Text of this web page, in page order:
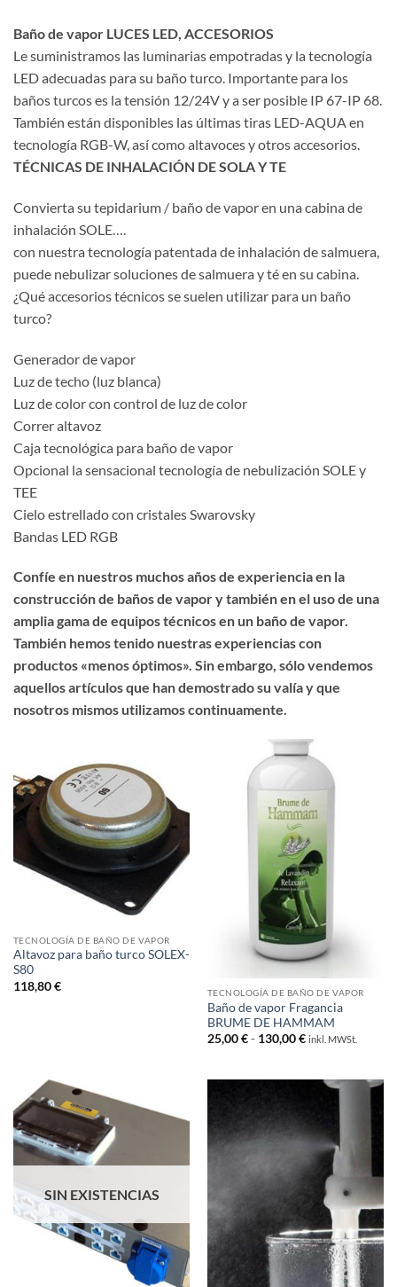
Baño de vapor LUCES LED, ACCESORIOS
Le suministramos las luminarias empotradas y la tecnología
LED adecuadas para su baño turco. Importante para los
baños turcos es la tensión 12/24V y a ser posible IP 67-IP 68.
También están disponibles las últimas tiras LED-AQUA en
tecnología RGB-W, así como altavoces y otros accesorios.
TÉCNICAS DE INHALACIÓN DE SOLA Y TE
Convierta su tepidarium / baño de vapor en una cabina de
inhalación SOLE….
con nuestra tecnología patentada de inhalación de salmuera,
puede nebulizar soluciones de salmuera y té en su cabina.
¿Qué accesorios técnicos se suelen utilizar para un baño
turco?
Generador de vapor
Luz de techo (luz blanca)
Luz de color con control de luz de color
Correr altavoz
Caja tecnológica para baño de vapor
Opcional la sensacional tecnología de nebulización SOLE y
TEE
Cielo estrellado con cristales Swarovsky
Bandas LED RGB
Confíe en nuestros muchos años de experiencia en la
construcción de baños de vapor y también en el uso de una
amplia gama de equipos técnicos en un baño de vapor.
También hemos tenido nuestras experiencias con
productos «menos óptimos». Sin embargo, sólo vendemos
aquellos artículos que han demostrado su valía y que
nosotros mismos utilizamos continuamente.
TECNOLOGÍA DE BAÑO DE VAPOR
Altavoz para baño turco SOLEX-
S80
118,80€ TECNOLOGÍA DE BAÑO DE VAPOR
Baño de vapor Fragancia
BRUME DE HAMMAM
25,00€ - 130,00€Rango
25,00 €
inkl. MWSt.
SIN EXISTENCIAS